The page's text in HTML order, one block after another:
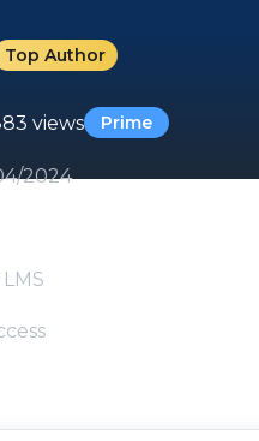
Top Author
views Prime
2024